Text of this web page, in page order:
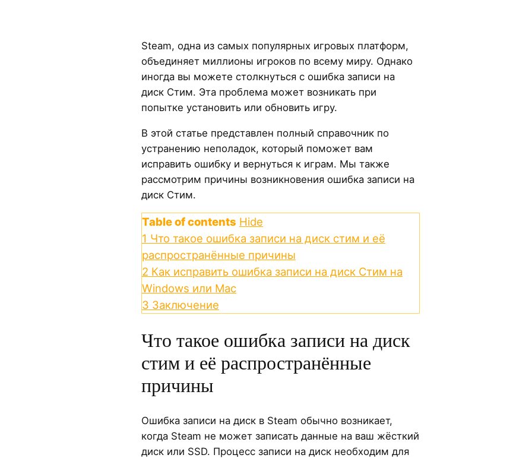
Steam, одна из самых популярных игровых платформ,
объединяет миллионы игроков по всему миру. Однако
иногда вы можете столкнуться с ошибка записи на
диск Стим. Эта проблема может возникать при
попытке установить или обновить игру.
В этой статье представлен полный справочник по
устранению неполадок, который поможет вам
исправить ошибку и вернуться к играм. Мы также
рассмотрим причины возникновения ошибка записи на
диск Стим.
Table of contents Hide
1 Что такое ошибка записи на диск стим и её
распространённые причины
2 Как исправить ошибка записи на диск Стим на
Windows или Mac
3 Заключение
Что такое ошибка записи на диск
стим и её распространённые
причины
Ошибка записи на диск в Steam обычно возникает,
когда Steam не может записать данные на ваш жёсткий
диск или SSD. Процесс записи на диск необходим для